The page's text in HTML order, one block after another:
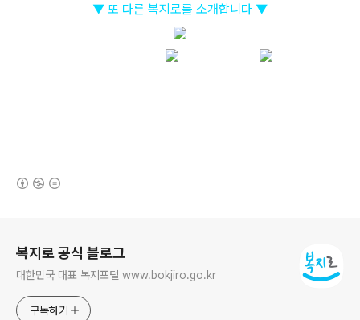
▼ 또 다른 복지로를 소개합니다 ▼
복지로 공식 블로그
대한민국 대표 복지포털 www.bokjiro.go.kr
구독하기